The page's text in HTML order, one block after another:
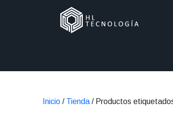
Inicio / Tienda / Productos